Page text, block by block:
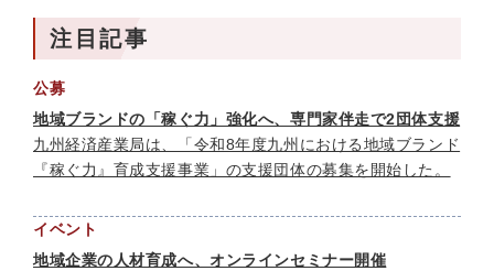
注目記事
公募
地域ブランドの「稼ぐ力」強化へ、専門家伴走で2団体支援
九州経済産業局は、「令和8年度九州における地域ブランド
『稼ぐ力』育成支援事業」の支援団体の募集を開始した。
イベント
地域企業の人材育成へ、オンラインセミナー開催